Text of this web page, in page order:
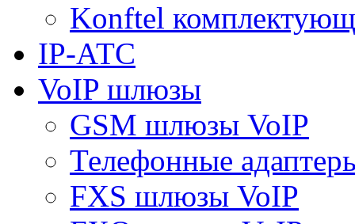
Konftel
IP-АТС
VoIP шлюзы
GSM шлюзы VoIP
Телефонные
FXS шлюзы VoIP